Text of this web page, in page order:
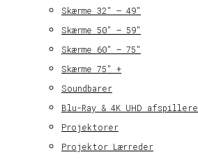
Skærme 32″ – 49″
Skærme 50″ – 59″
Skærme 60″ – 75″
Skærme 75″ +
Soundbarer
Blu-Ray & 4K UHD afspillere
Projektorer
Projektor Lærreder